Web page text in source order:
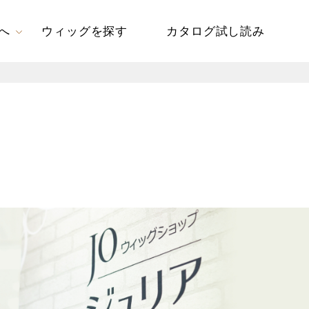
ウィッグを探す カタログ試し読み